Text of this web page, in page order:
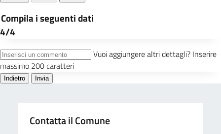
Contatta il Comune